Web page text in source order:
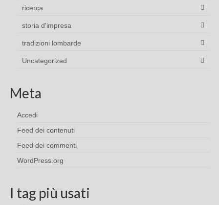
ricerca
storia d'impresa
tradizioni lombarde
Uncategorized
Meta
Accedi
Feed dei contenuti
Feed dei commenti
WordPress.org
I tag più usati